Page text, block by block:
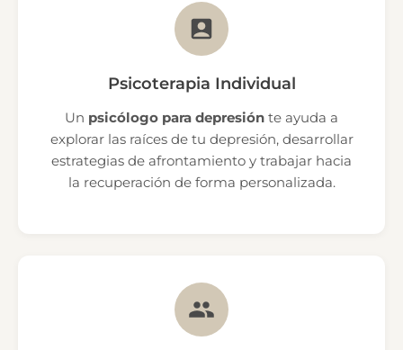
Psicoterapia Individual
Un psicólogo para depresión te ayuda a
explorar las raíces de tu depresión, desarrollar
estrategias de afrontamiento y trabajar hacia
la recuperación de forma personalizada.